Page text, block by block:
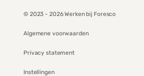
© 2023 - 2026 Werken bij Foresco
Algemene voorwaarden
Privacy statement
Instellingen